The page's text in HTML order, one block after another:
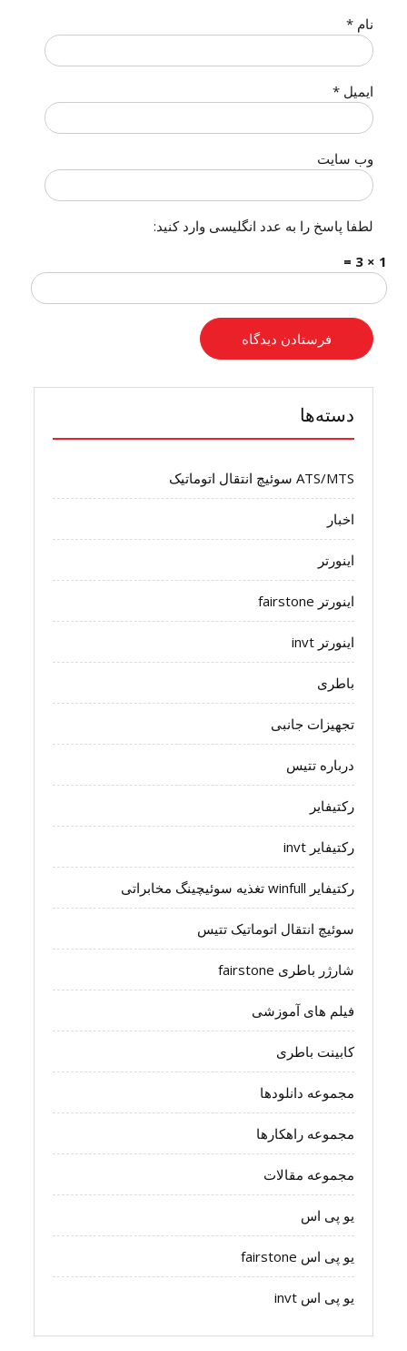
نام*
ایمیل*
وب‌ سایت
لطفا پاسخ را به عدد انگلیسی وارد کنید:
1 × 3 =
دسته‌ها
ATS/MTS سوئیچ انتقال اتوماتیک
اخبار
اینورتر
اینورتر fairstone
اینورتر invt
باطری
تجهیزات جانبی
درباره تتیس
رکتیفایر
رکتیفایر invt
رکتیفایر winfull تغذیه سوئیچینگ مخابراتی
سوئیچ انتقال اتوماتیک تتیس
شارژر باطری fairstone
فیلم های آموزشی
کابینت باطری
مجموعه دانلودها
مجموعه راهکارها
مجموعه مقالات
یو پی اس
یو پی اس fairstone
یو پی اس invt